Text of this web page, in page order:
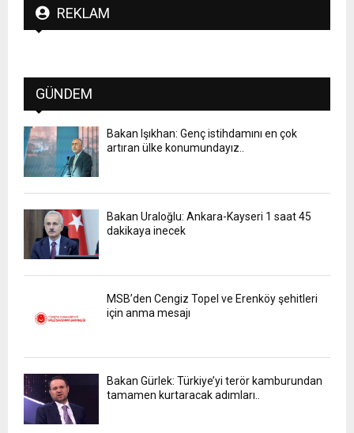
REKLAM
GÜNDEM
Bakan Işıkhan: Genç istihdamını en çok
artıran ülke konumundayız..
Bakan Uraloğlu: Ankara-Kayseri 1 saat 45
dakikaya inecek
MSB’den Cengiz Topel ve Erenköy şehitleri
için anma mesajı
Bakan Gürlek: Türkiye’yi terör kamburundan
tamamen kurtaracak adımları..